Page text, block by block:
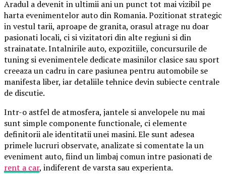
Aradul a devenit in ultimii ani un punct tot mai vizibil pe
harta evenimentelor auto din Romania. Pozitionat strategic
in vestul tarii, aproape de granita, orasul atrage nu doar
pasionati locali, ci si vizitatori din alte regiuni si din
strainatate. Intalnirile auto, expozitiile, concursurile de
tuning si evenimentele dedicate masinilor clasice sau sport
creeaza un cadru in care pasiunea pentru automobile se
manifesta liber, iar detaliile tehnice devin subiecte centrale
de discutie.
Intr-o astfel de atmosfera, jantele si anvelopele nu mai
sunt simple componente functionale, ci elemente
definitorii ale identitatii unei masini. Ele sunt adesea
primele lucruri observate, analizate si comentate la un
eveniment auto, fiind un limbaj comun intre pasionati de
rent a car, indiferent de varsta sau experienta.